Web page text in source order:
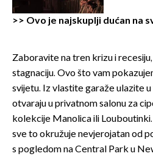
>> Ovo je najskuplji dućan na
Zaboravite na tren krizu i
stagnaciju. Ovo što vam
svijetu. Iz vlastite garaže ulazite
otvaraju u privatnom salonu za
kolekcije Manolica ili
sve to okružuje nevjerojatan od
s pogledom na Central Park u